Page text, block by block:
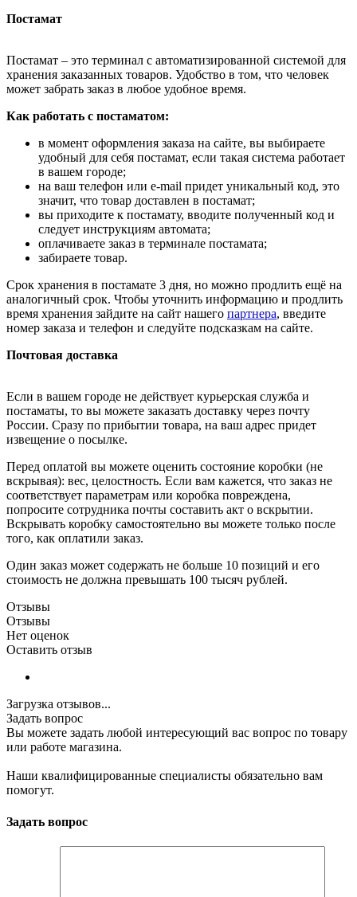
Постамат
Постамат – это терминал с автоматизированной системой для
хранения заказанных товаров. Удобство в том, что человек
может забрать заказ в любое удобное время.
Как работать с постаматом:
в момент оформления заказа на сайте, вы выбираете
удобный для себя постамат, если такая система работает
в вашем городе;
на ваш телефон или e-mail придет уникальный код, это
значит, что товар доставлен в постамат;
вы приходите к постамату, вводите полученный код и
следует инструкциям автомата;
оплачиваете заказ в терминале постамата;
забираете товар.
Срок хранения в постамате 3 дня, но можно продлить ещё на
аналогичный срок. Чтобы уточнить информацию и продлить
время хранения зайдите на сайт нашего партнера, введите
номер заказа и телефон и следуйте подсказкам на сайте.
Почтовая доставка
Если в вашем городе не действует курьерская служба и
постаматы, то вы можете заказать доставку через почту
России. Сразу по прибытии товара, на ваш адрес придет
извещение о посылке.
Перед оплатой вы можете оценить состояние коробки (не
вскрывая): вес, целостность. Если вам кажется, что заказ не
соответствует параметрам или коробка повреждена,
попросите сотрудника почты составить акт о вскрытии.
Вскрывать коробку самостоятельно вы можете только после
того, как оплатили заказ.
Один заказ может содержать не больше 10 позиций и его
стоимость не должна превышать 100 тысяч рублей.
Отзывы
Отзывы
Нет оценок
Оставить отзыв
Загрузка отзывов...
Задать вопрос
Вы можете задать любой интересующий вас вопрос по товару
или работе магазина.
Наши квалифицированные специалисты обязательно вам
помогут.
Задать вопрос